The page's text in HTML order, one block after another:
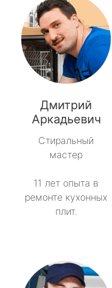
Дмитрий
Аркадьевич
Стиральный
мастер
11 лет опыта в
ремонте кухонных
плит.